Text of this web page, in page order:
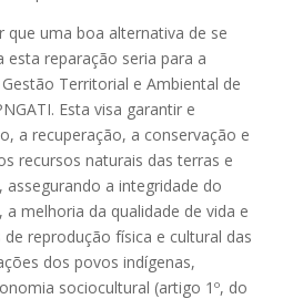
que uma boa alternativa de se
esta reparação seria para a
Territorial e Ambiental de
Esta visa garantir e
a recuperação, a conservação e
recursos naturais das terras e
a integridade do
melhoria da qualidade de vida e
reprodução física e cultural das
dos povos indígenas,
sociocultural (artigo 1º, do